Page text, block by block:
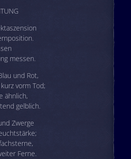
messen.
und Rot,
vorm Tod;
ähnlich,
gelblich.
Zwerge
Ferne.